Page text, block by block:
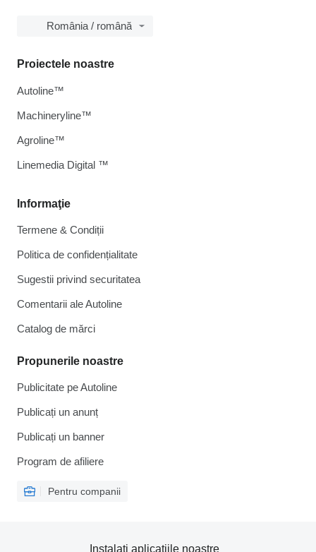
România / română
Informaţie
Termene & Condiții
Politica de confidențialitate
Sugestii privind securitatea
Comentarii ale Autoline
Catalog de mărcі
Propunerile noastre
Publicitate pe Autoline
Publicați un anunț
Publicați un banner
Program de afiliere
Pentru companii
Proiectele noastre
Autoline™
Machineryline™
Agroline™
Linemedia Digital ™
Instalați aplicațiile noastre